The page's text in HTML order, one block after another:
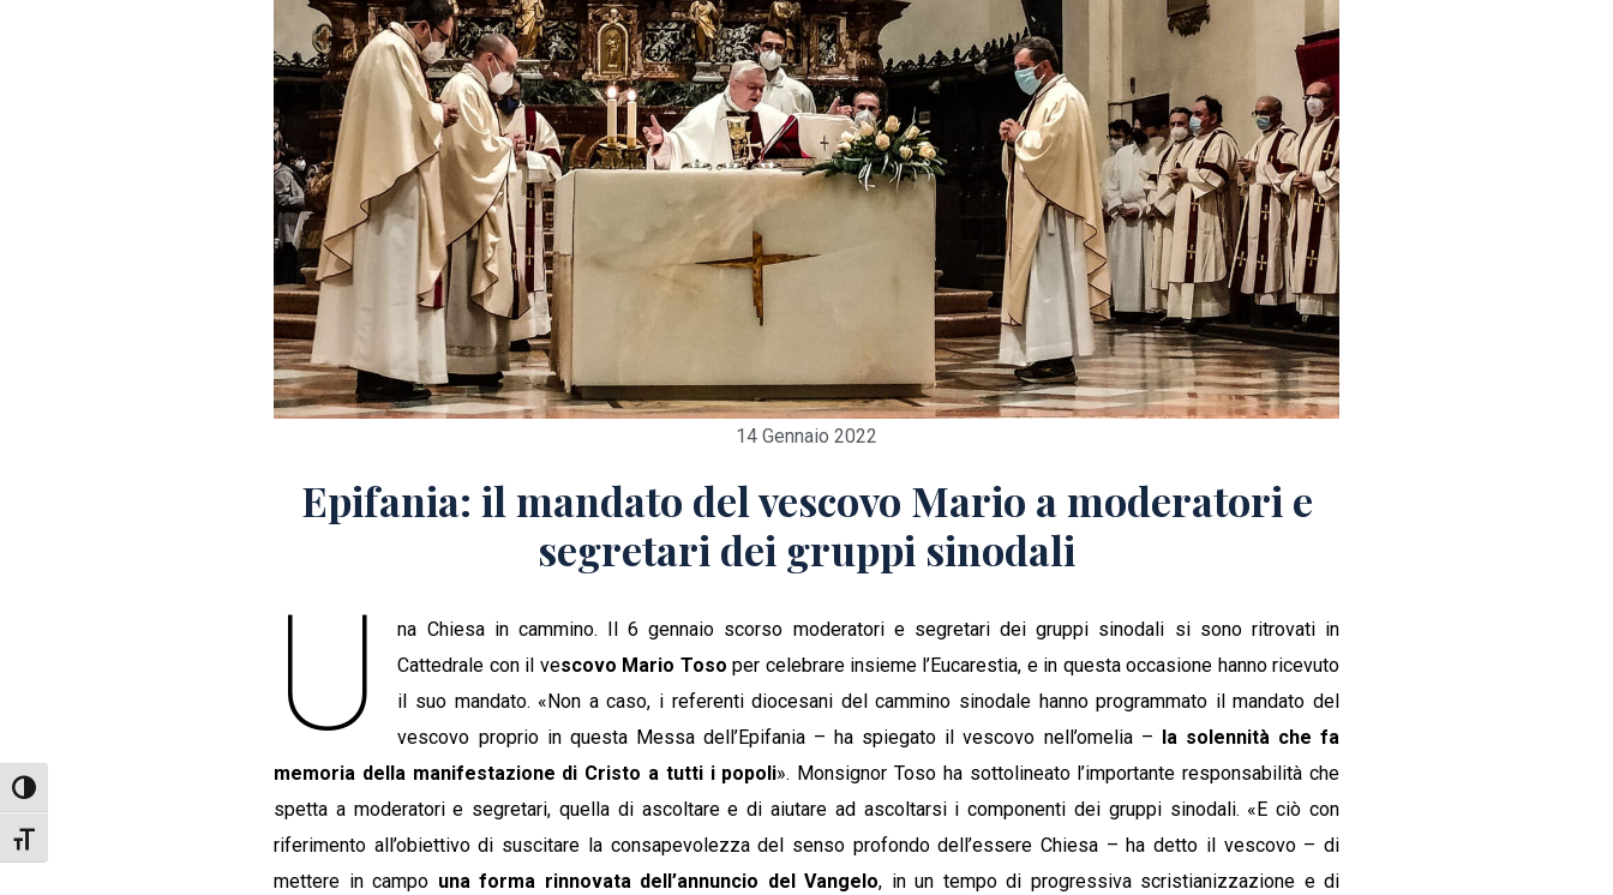
Attiva/disattiva alto contrasto
Attiva/disattiva dimensione testo
14 Gennaio 2022
Epifania: il mandato del vescovo Mario a moderatori e
segretari dei gruppi sinodali
U
na Chiesa in cammino. Il 6 gennaio scorso moderatori e segretari dei gruppi sinodali si sono ritrovati in
Cattedrale con il vescovo Mario Toso per celebrare insieme l’Eucarestia, e in questa occasione hanno ricevuto
il suo mandato. «Non a caso, i referenti diocesani del cammino sinodale hanno programmato il mandato del
vescovo proprio in questa Messa dell’Epifania – ha spiegato il vescovo nell’omelia –
la solennità che fa
memoria della manifestazione di Cristo a tutti i popoli». Monsignor Toso ha sottolineato l’importante responsabilità che
spetta a moderatori e segretari, quella di ascoltare e di aiutare ad ascoltarsi i componenti dei gruppi sinodali. «E ciò con
riferimento all’obiettivo di suscitare la consapevolezza del senso profondo dell’essere Chiesa – ha detto il vescovo – di
mettere in campo una forma rinnovata dell’annuncio del Vangelo, in un tempo di progressiva scristianizzazione e di